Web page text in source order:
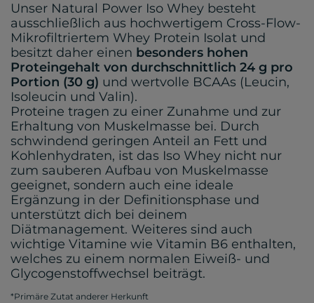
Unser Natural Power Iso Whey besteht
ausschließlich aus hochwertigem Cross-Flow-
Mikrofiltriertem Whey Protein Isolat und
besitzt daher einen besonders hohen
Proteingehalt von durchschnittlich 24 g pro
Portion (30 g) und wertvolle BCAAs (Leucin,
Isoleucin und Valin).
Proteine tragen zu einer Zunahme und zur
Erhaltung von Muskelmasse bei. Durch
schwindend geringen Anteil an Fett und
Kohlenhydraten, ist das Iso Whey nicht nur
zum sauberen Aufbau von Muskelmasse
geeignet, sondern auch eine ideale
Ergänzung in der Definitionsphase und
unterstützt dich bei deinem
Diätmanagement. Weiteres sind auch
wichtige Vitamine wie Vitamin B6 enthalten,
welches zu einem normalen Eiweiß- und
Glycogenstoffwechsel beiträgt.
*Primäre Zutat anderer Herkunft